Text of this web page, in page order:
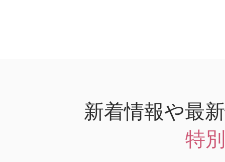
新着情報や最
特